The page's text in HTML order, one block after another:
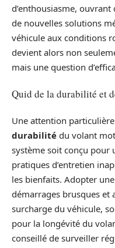
d’enthousiasme,
de nouvelles solutions
véhicule aux conditions
devient alors non
mais une question
Quid de la durabilité et
Une attention
durabilité du volant
système soit conçu pour
pratiques d’entretien
les bienfaits. Adopter
démarrages brusques et
surcharge du véhicule,
pour la longévité du
conseillé de surveiller